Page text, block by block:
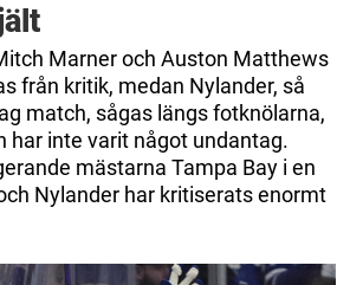
Marner och Auston Matthews
från kritik, medan Nylander, så
match, sågas längs fotknölarna,
har inte varit något undantag.
mästarna Tampa Bay i en
Nylander har kritiserats enormt